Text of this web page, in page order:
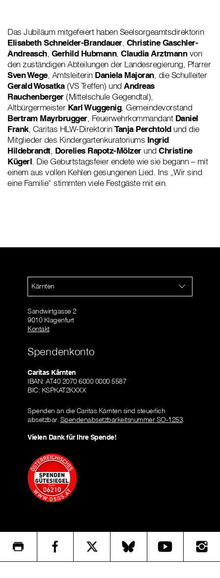
Das Jubiläum mitgefeiert haben Seelsorgeamtsdirektorin
Elisabeth Schneider-Brandauer, Christine Gaschler-
Andreasch, Gerhild Hubmann, Claudia Arztmannvon
den zuständigen Abteilungen der Landesregierung, Pfarrer
Sven Wege, Amtsleiterin Daniela Majoran, die Schulleiter
Gerald Wosatka(VS Treffen) und Andreas
Rauchenberger (Mittelschule Gegendtal),
Altbürgermeister Karl Wuggenig, Gemeindevorstand
Bertram Mayrbrugger, Feuerwehrkommandant Daniel
Frank, Caritas HLW-DirektorinTanja Perchtoldund die
Mitglieder des Kindergartenkuratoriums Ingrid
Hildebrandt, Dorelies Rapotz-Mölzerund Christine
Kügerl . Die Geburtstagsfeier endete wie sie begann – mit
einem aus vollen Kehlen gesungenen Lied. Ins „Wir sind
eine Familie“ stimmten viele Festgäste mit ein.
Kärnten
Sandwirtgasse 2
9010 Klagenfurt
Kontakt
Spendenkonto
Caritas Kärnten
IBAN: AT40 2070 6000 0000 5587
BIC: KSPKAT2KXXX
Spenden an die Caritas Kärnten sind steuerlich
absetzbar. Spendenabsetzbarkeitsnummer SO-1253.
Vielen Dank für Ihre Spende!